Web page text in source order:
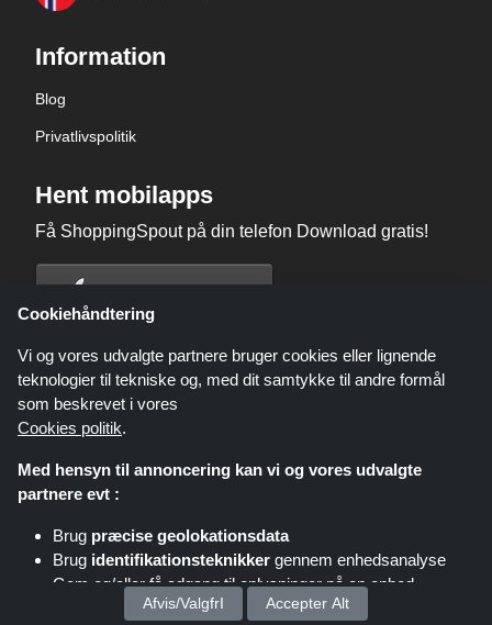
Information
Blog
Privatlivspolitik
Hent mobilapps
Få ShoppingSpout på din telefon Download gratis!
Shoppingspout.com/dk eller dets personale er ikke involveret, når du
foretager et køb via disse links, Shoppingspout.com/dk optjener kun
kommission gennem disse links/tilbud.
Cookiehåndtering
Vi og vores udvalgte partnere bruger cookies eller lignende
teknologier til tekniske og, med dit samtykke til andre formål
som beskrevet i vores
Cookies politik.
Med hensyn til annoncering kan vi og vores udvalgte
partnere evt :
Brug præcise geolokationsdata
Brug identifikationsteknikker gennem enhedsanalyse
Gem og/eller få adgang til oplysninger på en enhed
Afvis/ValgfrI Accepter Alt